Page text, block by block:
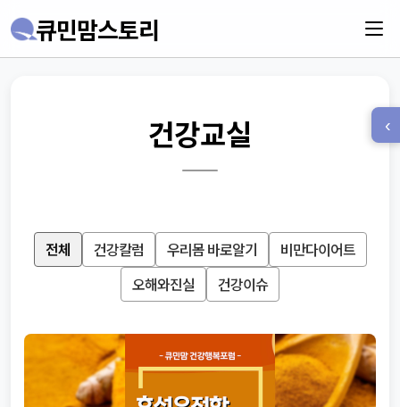
큐민맘스토리
건강교실
전체 건강칼럼 우리몸 바로알기
비만다이어트
오해와진실
건강이슈
‹